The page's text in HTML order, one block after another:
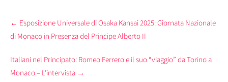
Post
navigation
← Esposizione Universale di Osaka Kansai 2025: Giornata Nazionale
di Monaco in Presenza del Principe Alberto II
Italiani nel Principato: Romeo Ferrero e il suo “viaggio” da Torino a
Monaco – L’intervista →